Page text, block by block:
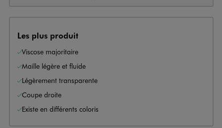
Les plus produit
Viscose majoritaire
Maille légère et fluide
Légèrement transparente
Coupe droite
Existe en différents coloris